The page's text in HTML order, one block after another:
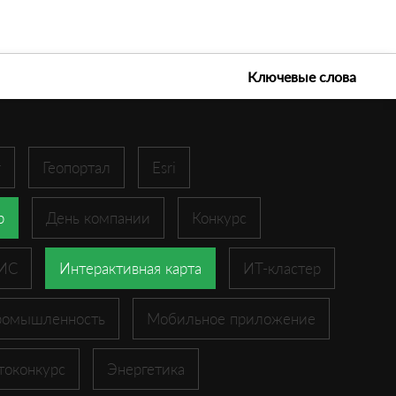
Ключевые слова
Геопортал Esri
День компании Конкурс
Интерактивная карта ИТ-кластер
Мобильное приложение
Энергетика